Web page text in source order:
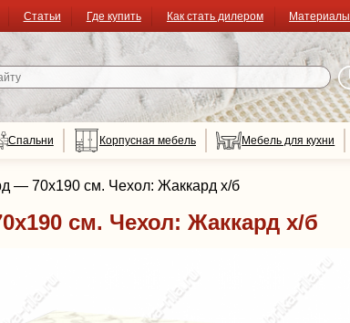
Статьи Где купить Как стать дилером Материалы
Спальни Корпусная мебель Мебель для кухни
— 70x190 см. Чехол: Жаккард х/б
см. Чехол: Жаккард х/б